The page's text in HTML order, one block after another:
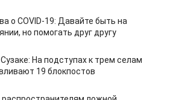
о COVID-19: Давайте быть на
но помогать друг другу
На подступах к трем селам
19 блокпостов